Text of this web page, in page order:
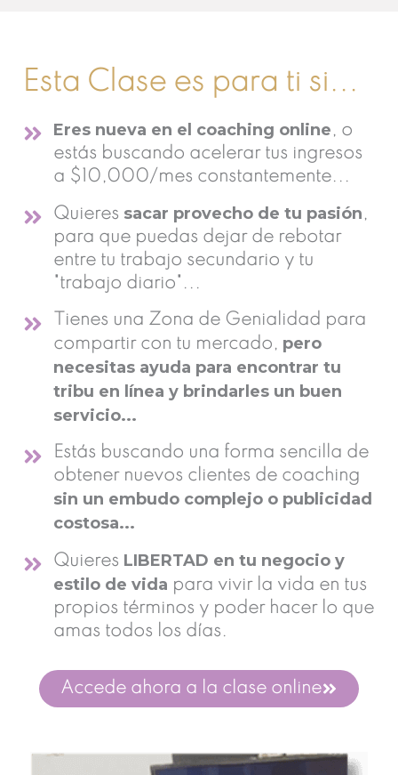
Esta Clase es para ti si...
Eres nueva en el coaching online , o
estás buscando acelerar tus ingresos
a $10,000/mes constantemente...
Quieres sacar provecho de tu pasión ,
para que puedas dejar de rebotar
entre tu trabajo secundario y tu
"trabajo diario"...
Tienes una Zona de Genialidad para
compartir con tu mercado, pero
necesitas ayuda para encontrar tu
tribu en línea y brindarles un buen
servicio...
Estás buscando una forma sencilla de
obtener nuevos clientes de coaching
sin un embudo complejo o publicidad
costosa...
Quieres LIBERTAD en tu negocio y
estilo de vida para vivir la vida en tus
propios términos y poder hacer lo que
amas todos los días.
Accede ahora a la clase online